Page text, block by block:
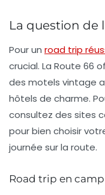
La question de
Pour un road trip
crucial. La Route 66
des motels vintage
hôtels de charme.
consultez des sites
pour bien choisir
journée sur la route.
Road trip en